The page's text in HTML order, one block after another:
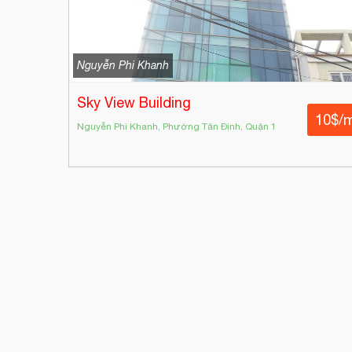
Nguyễn Phi Khanh
Sky View Building
Nguyễn Phi Khanh, Phường Tân Định, Quận 1 10$/